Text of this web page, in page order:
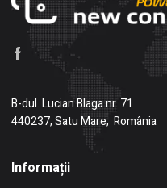
B-dul. Lucian Blaga nr. 71
440237, Satu Mare, România
Informații